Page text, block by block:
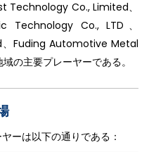
Technology Co., Limited、
Technology Co., LTD、
Fuding Automotive Metal
の主要プレーヤーである。
ーは以下の通りである：